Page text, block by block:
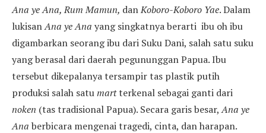
Ana ye Ana, Rum Mamun, danKoboro-Koboro Yae. Dalam
lukisanAna ye Ana yang singkatnya berarti ibu oh ibu
digambarkan seorang ibu dari Suku Dani, salah satu suku
yang berasal dari daerah pegununggan Papua. Ibu
tersebut dikepalanya tersampir tas plastik putih
produksi salah satumartterkenal sebagai ganti dari
noken (tas tradisional Papua). Secara garis besar,Ana ye
Ana berbicara mengenai tragedi, cinta, dan harapan.